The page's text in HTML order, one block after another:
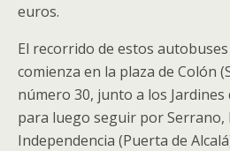
euros.
El recorrido de estos
comienza en la plaza de Colón
número 30, junto a los
para luego seguir por Serrano,
Independencia (Puerta de